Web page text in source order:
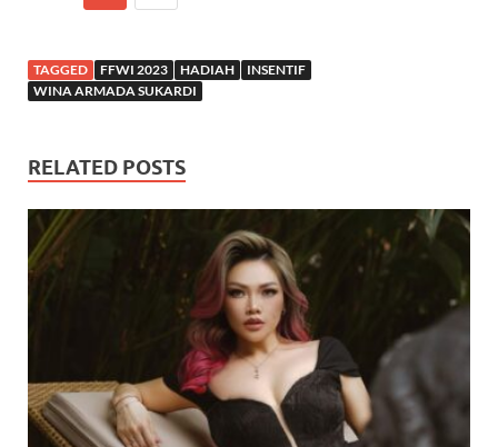
TAGGED FFWI 2023 HADIAH
INSENTIF
WINA ARMADA SUKARDI
RELATED POSTS